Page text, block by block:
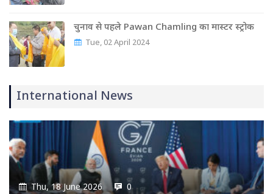
चुनाव से पहले Pawan Chamling का मास्‍टर स्‍ट्रोक
Tue, 02 April 2024
International News
Thu, 18 June 2026 0